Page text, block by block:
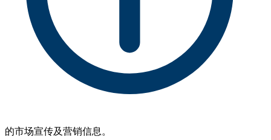
的市场宣传及营销信息。